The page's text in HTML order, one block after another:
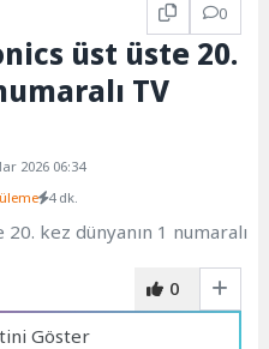
0
üst üste 20.
TV
2026 06:34
4 dk.
0
Göster